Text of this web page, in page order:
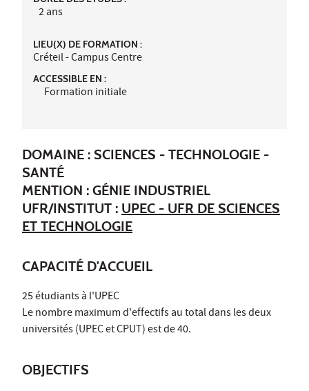
2 ans
LIEU(X) DE FORMATION :
Créteil - Campus Centre
ACCESSIBLE EN :
Formation initiale
DOMAINE : SCIENCES - TECHNOLOGIE -
SANTÉ
MENTION : GÉNIE INDUSTRIEL
UFR/INSTITUT : UPEC - UFR DE SCIENCES
ET TECHNOLOGIE
CAPACITÉ D'ACCUEIL
25 étudiants à l'UPEC
Le nombre maximum d'effectifs au total dans les deux
universités (UPEC et CPUT) est de 40.
OBJECTIFS